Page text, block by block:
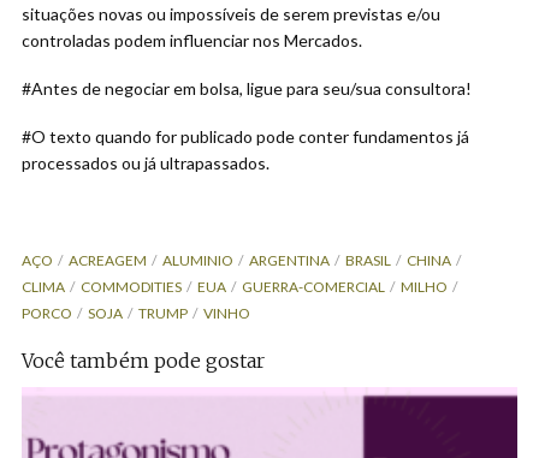
situações novas ou impossíveis de serem previstas e/ou
controladas podem influenciar nos Mercados.
#Antes de negociar em bolsa, ligue para seu/sua consultora!
#O texto quando for publicado pode conter fundamentos já
processados ou já ultrapassados.
AÇO ACREAGEM ALUMINIO ARGENTINA BRASIL
CHINA
CLIMA
COMMODITIES EUA GUERRA-COMERCIAL
MILHO
PORCO
SOJA TRUMP VINHO
Você também pode gostar